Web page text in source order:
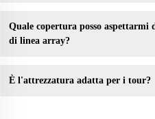
Quale copertura posso aspettarmi
di linea array?
È l'attrezzatura adatta per i tour?